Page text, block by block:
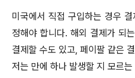
미국에서 직접 구입하는 경우
정해야 합니다. 해외 결제가 되
결제할 수도 있고, 페이팔 같은
저는 만에 하나 발생할 지 모르는